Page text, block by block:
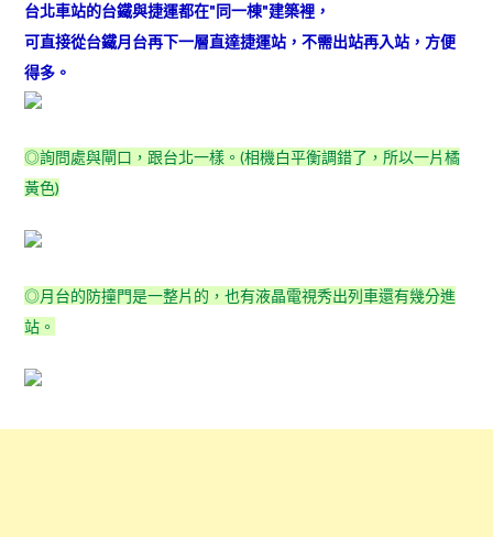
台北車站的台鐵與捷運都在"同一棟"建築裡，
可直接從台鐵月台再下一層直達捷運站，不需出站再入站，方便
得多。
◎詢問處與閘口，跟台北一樣。(相機白平衡調錯了，所以一片橘
黃色)
◎月台的防撞門是一整片的，也有液晶電視秀出列車還有幾分進
站。